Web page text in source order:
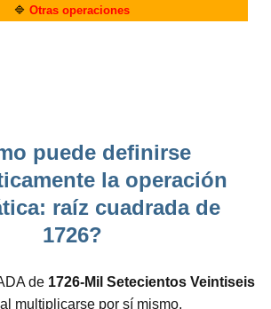
🔷 Otras operaciones
puede definirse
la operación
raíz cuadrada de
1726?
de 1726-Mil Setecientos Veintiseis
multiplicarse por sí mismo,